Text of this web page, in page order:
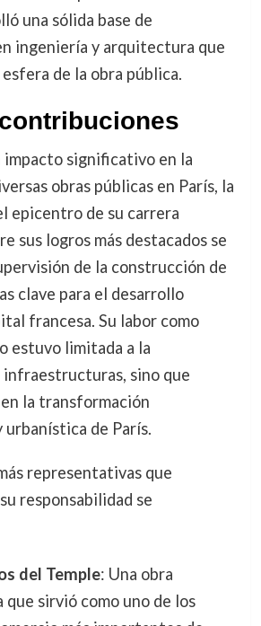
una sólida base de
ingeniería y arquitectura que
de la obra pública.
significativo en la
obras públicas en París, la
epicentro de su carrera
sus logros más destacados se
de la construcción de
clave para el desarrollo
francesa. Su labor como
estuvo limitada a la
sino que
la transformación
de París.
representativas que
responsabilidad se
del Temple: Una obra
que sirvió como uno de los